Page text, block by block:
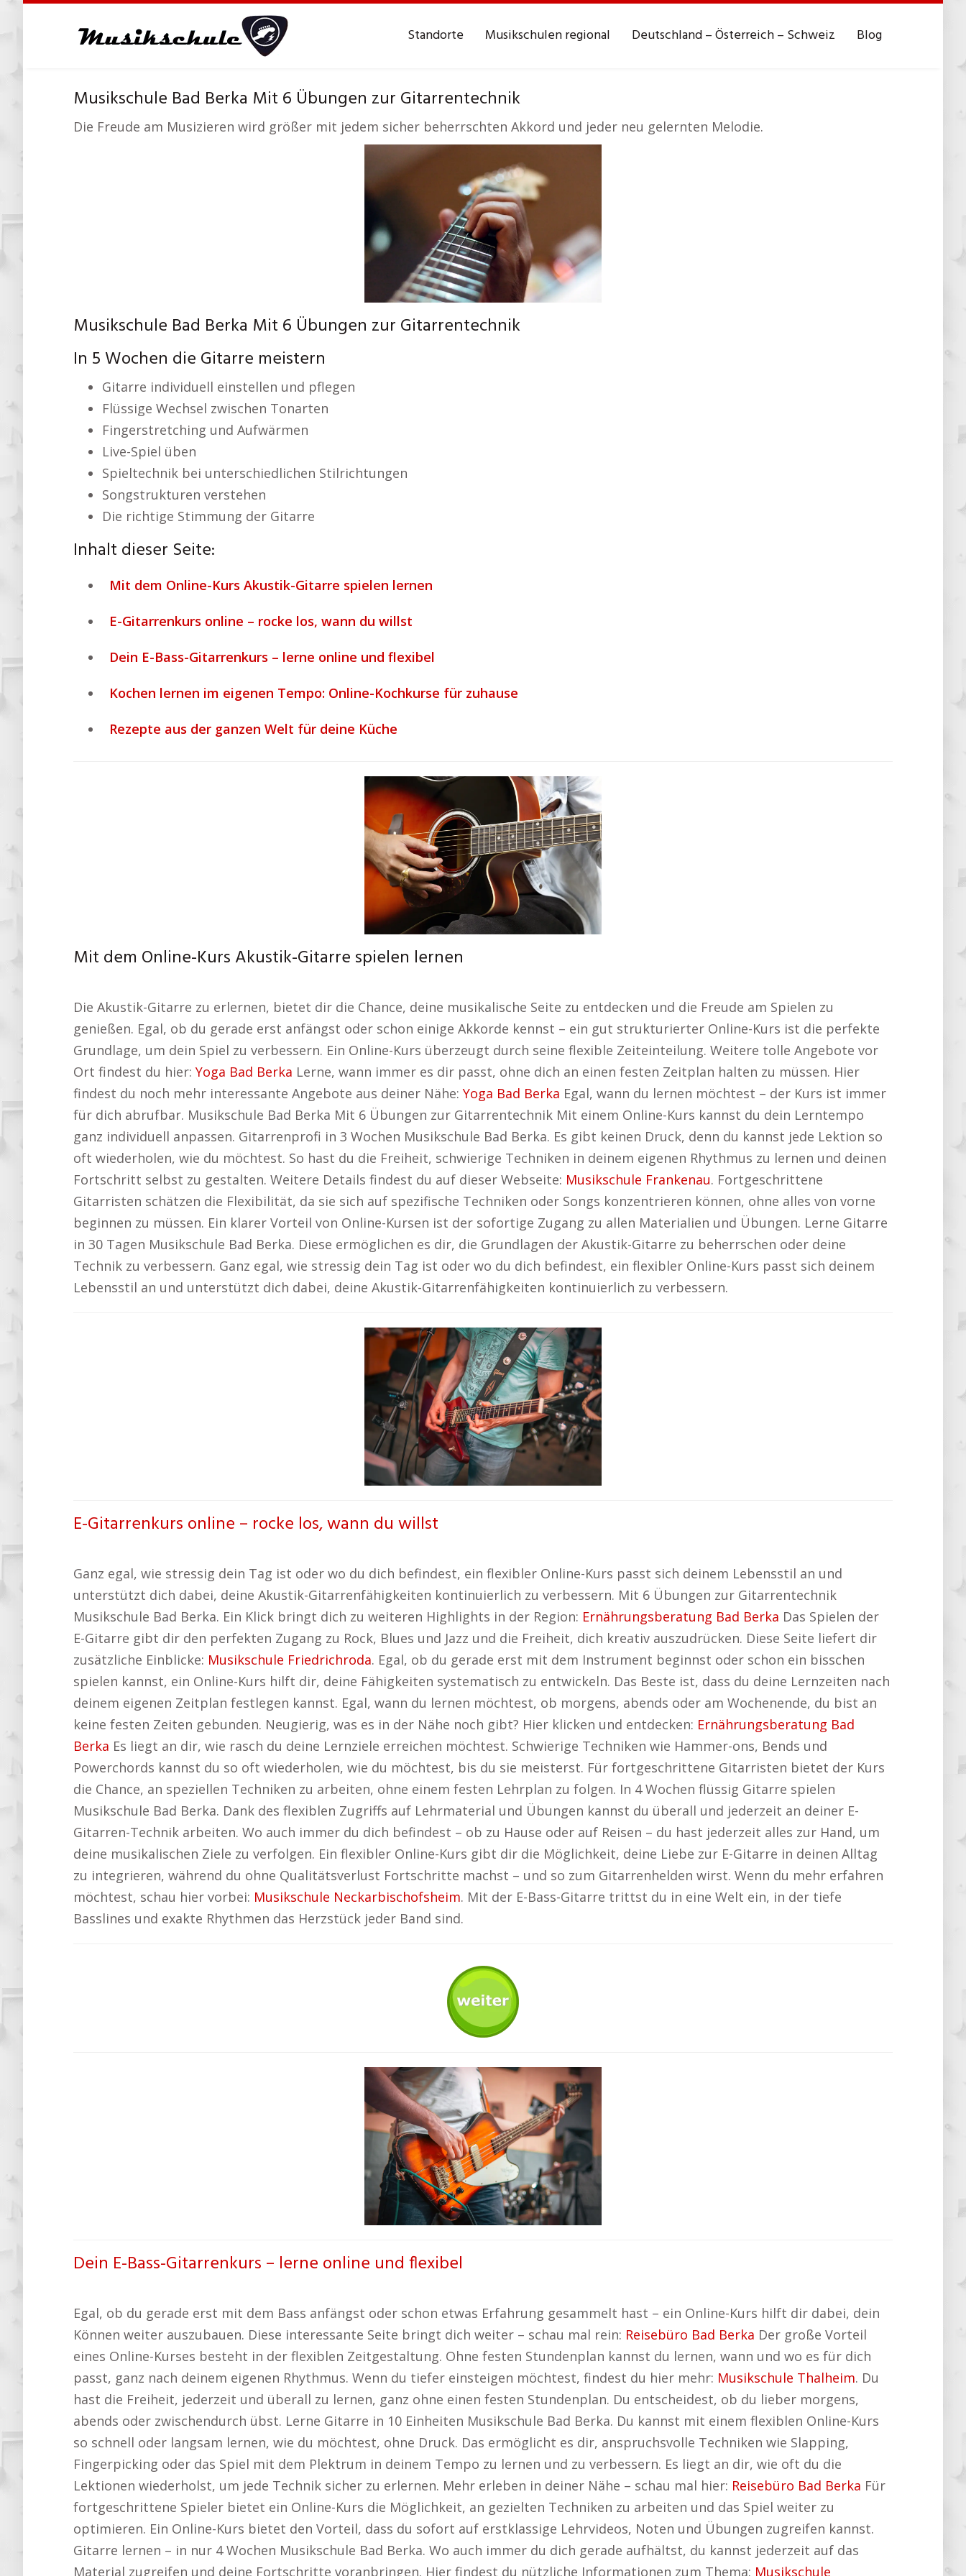
content
Standorte Musikschulen regional Deutschland – Österreich – Schweiz Blog
Musikschule Bad Berka Mit 6 Übungen zur Gitarrentechnik
Die Freude am Musizieren wird größer mit jedem sicher beherrschten Akkord und jeder neu gelernten Melodie.
Musikschule Bad Berka Mit 6 Übungen zur Gitarrentechnik
In 5 Wochen die Gitarre meistern
Gitarre individuell einstellen und pflegen
Flüssige Wechsel zwischen Tonarten
Fingerstretching und Aufwärmen
Live-Spiel üben
Spieltechnik bei unterschiedlichen Stilrichtungen
Songstrukturen verstehen
Die richtige Stimmung der Gitarre
Inhalt dieser Seite:
Mit dem Online-Kurs Akustik-Gitarre spielen lernen
E-Gitarrenkurs online – rocke los, wann du willst
Dein E-Bass-Gitarrenkurs – lerne online und flexibel
Kochen lernen im eigenen Tempo: Online-Kochkurse für zuhause
Rezepte aus der ganzen Welt für deine Küche
Mit dem Online-Kurs Akustik-Gitarre spielen lernen
Die Akustik-Gitarre zu erlernen, bietet dir die Chance, deine musikalische Seite zu entdecken und die Freude am Spielen zu
genießen. Egal, ob du gerade erst anfängst oder schon einige Akkorde kennst – ein gut strukturierter Online-Kurs ist die perfekte
Grundlage, um dein Spiel zu verbessern. Ein Online-Kurs überzeugt durch seine flexible Zeiteinteilung. Weitere tolle Angebote vor
Ort findest du hier: Yoga Bad Berka Lerne, wann immer es dir passt, ohne dich an einen festen Zeitplan halten zu müssen. Hier
findest du noch mehr interessante Angebote aus deiner Nähe: Yoga Bad Berka Egal, wann du lernen möchtest – der Kurs ist immer
für dich abrufbar. Musikschule Bad Berka Mit 6 Übungen zur Gitarrentechnik Mit einem Online-Kurs kannst du dein Lerntempo
ganz individuell anpassen. Gitarrenprofi in 3 Wochen Musikschule Bad Berka. Es gibt keinen Druck, denn du kannst jede Lektion so
oft wiederholen, wie du möchtest. So hast du die Freiheit, schwierige Techniken in deinem eigenen Rhythmus zu lernen und deinen
Fortschritt selbst zu gestalten. Weitere Details findest du auf dieser Webseite: Musikschule Frankenau. Fortgeschrittene
Gitarristen schätzen die Flexibilität, da sie sich auf spezifische Techniken oder Songs konzentrieren können, ohne alles von vorne
beginnen zu müssen. Ein klarer Vorteil von Online-Kursen ist der sofortige Zugang zu allen Materialien und Übungen. Lerne Gitarre
in 30 Tagen Musikschule Bad Berka. Diese ermöglichen es dir, die Grundlagen der Akustik-Gitarre zu beherrschen oder deine
Technik zu verbessern. Ganz egal, wie stressig dein Tag ist oder wo du dich befindest, ein flexibler Online-Kurs passt sich deinem
Lebensstil an und unterstützt dich dabei, deine Akustik-Gitarrenfähigkeiten kontinuierlich zu verbessern.
E-Gitarrenkurs online – rocke los, wann du willst
Ganz egal, wie stressig dein Tag ist oder wo du dich befindest, ein flexibler Online-Kurs passt sich deinem Lebensstil an und
unterstützt dich dabei, deine Akustik-Gitarrenfähigkeiten kontinuierlich zu verbessern. Mit 6 Übungen zur Gitarrentechnik
Musikschule Bad Berka. Ein Klick bringt dich zu weiteren Highlights in der Region: Ernährungsberatung Bad Berka Das Spielen der
E-Gitarre gibt dir den perfekten Zugang zu Rock, Blues und Jazz und die Freiheit, dich kreativ auszudrücken. Diese Seite liefert dir
zusätzliche Einblicke: Musikschule Friedrichroda. Egal, ob du gerade erst mit dem Instrument beginnst oder schon ein bisschen
spielen kannst, ein Online-Kurs hilft dir, deine Fähigkeiten systematisch zu entwickeln. Das Beste ist, dass du deine Lernzeiten nach
deinem eigenen Zeitplan festlegen kannst. Egal, wann du lernen möchtest, ob morgens, abends oder am Wochenende, du bist an
keine festen Zeiten gebunden. Neugierig, was es in der Nähe noch gibt? Hier klicken und entdecken: Ernährungsberatung Bad
Berka Es liegt an dir, wie rasch du deine Lernziele erreichen möchtest. Schwierige Techniken wie Hammer-ons, Bends und
Powerchords kannst du so oft wiederholen, wie du möchtest, bis du sie meisterst. Für fortgeschrittene Gitarristen bietet der Kurs
die Chance, an speziellen Techniken zu arbeiten, ohne einem festen Lehrplan zu folgen. In 4 Wochen flüssig Gitarre spielen
Musikschule Bad Berka. Dank des flexiblen Zugriffs auf Lehrmaterial und Übungen kannst du überall und jederzeit an deiner E-
Gitarren-Technik arbeiten. Wo auch immer du dich befindest – ob zu Hause oder auf Reisen – du hast jederzeit alles zur Hand, um
deine musikalischen Ziele zu verfolgen. Ein flexibler Online-Kurs gibt dir die Möglichkeit, deine Liebe zur E-Gitarre in deinen Alltag
zu integrieren, während du ohne Qualitätsverlust Fortschritte machst – und so zum Gitarrenhelden wirst. Wenn du mehr erfahren
möchtest, schau hier vorbei: Musikschule Neckarbischofsheim. Mit der E-Bass-Gitarre trittst du in eine Welt ein, in der tiefe
Basslines und exakte Rhythmen das Herzstück jeder Band sind.
Dein E-Bass-Gitarrenkurs – lerne online und flexibel
Egal, ob du gerade erst mit dem Bass anfängst oder schon etwas Erfahrung gesammelt hast – ein Online-Kurs hilft dir dabei, dein
Können weiter auszubauen. Diese interessante Seite bringt dich weiter – schau mal rein: Reisebüro Bad Berka Der große Vorteil
eines Online-Kurses besteht in der flexiblen Zeitgestaltung. Ohne festen Stundenplan kannst du lernen, wann und wo es für dich
passt, ganz nach deinem eigenen Rhythmus. Wenn du tiefer einsteigen möchtest, findest du hier mehr: Musikschule Thalheim. Du
hast die Freiheit, jederzeit und überall zu lernen, ganz ohne einen festen Stundenplan. Du entscheidest, ob du lieber morgens,
abends oder zwischendurch übst. Lerne Gitarre in 10 Einheiten Musikschule Bad Berka. Du kannst mit einem flexiblen Online-Kurs
so schnell oder langsam lernen, wie du möchtest, ohne Druck. Das ermöglicht es dir, anspruchsvolle Techniken wie Slapping,
Fingerpicking oder das Spiel mit dem Plektrum in deinem Tempo zu lernen und zu verbessern. Es liegt an dir, wie oft du die
Lektionen wiederholst, um jede Technik sicher zu erlernen. Mehr erleben in deiner Nähe – schau mal hier: Reisebüro Bad Berka Für
fortgeschrittene Spieler bietet ein Online-Kurs die Möglichkeit, an gezielten Techniken zu arbeiten und das Spiel weiter zu
optimieren. Ein Online-Kurs bietet den Vorteil, dass du sofort auf erstklassige Lehrvideos, Noten und Übungen zugreifen kannst.
Gitarre lernen – in nur 4 Wochen Musikschule Bad Berka. Wo auch immer du dich gerade aufhältst, du kannst jederzeit auf das
Material zugreifen und deine Fortschritte voranbringen. Hier findest du nützliche Informationen zum Thema: Musikschule